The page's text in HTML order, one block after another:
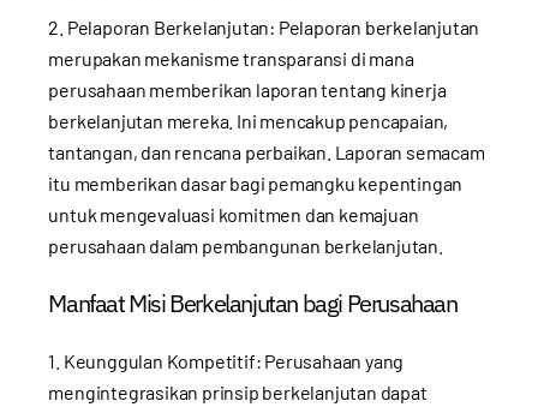
2. Pelaporan Berkelanjutan: Pelaporan berkelanjutan
merupakan mekanisme transparansi di mana
perusahaan memberikan laporan tentang kinerja
berkelanjutan mereka. Ini mencakup pencapaian,
tantangan, dan rencana perbaikan. Laporan semacam
itu memberikan dasar bagi pemangku kepentingan
untuk mengevaluasi komitmen dan kemajuan
perusahaan dalam pembangunan berkelanjutan.
Manfaat Misi Berkelanjutan bagi Perusahaan
1. Keunggulan Kompetitif: Perusahaan yang
mengintegrasikan prinsip berkelanjutan dapat